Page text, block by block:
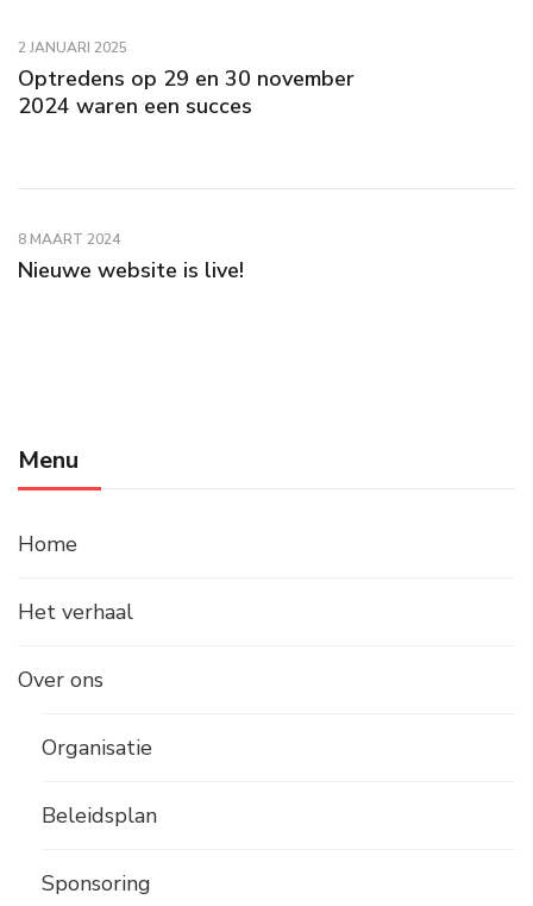
2 JANUARI 2025
Optredens op 29 en 30 november
2024 waren een succes
8 MAART 2024
Nieuwe website is live!
Menu
Home
Het verhaal
Over ons
Organisatie
Beleidsplan
Sponsoring